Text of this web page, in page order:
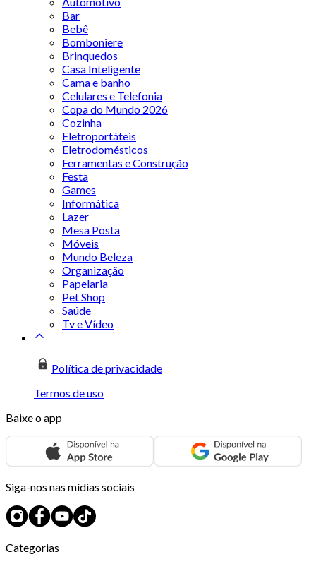
Bar
Bebê
Bomboniere
Brinquedos
Casa Inteligente
Cama e banho
Celulares e Telefonia
Copa do Mundo 2026
Cozinha
Eletroportáteis
Eletrodomésticos
Ferramentas e Construção
Festa
Games
Informática
Lazer
Mesa Posta
Móveis
Mundo Beleza
Organização
Papelaria
Pet Shop
Saúde
Tv e Vídeo
Política de privacidade
Termos de uso
Baixe o app
Siga-nos nas mídias sociais
Categorias